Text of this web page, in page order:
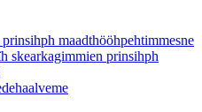
maadthööhpehtimmesne
skearkagimmien prinsihph